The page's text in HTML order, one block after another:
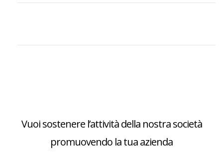
Vuoi sostenere l’attività della nostra società
promuovendo la tua azienda